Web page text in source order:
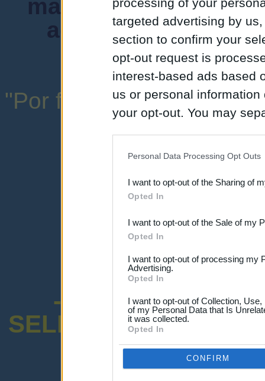
targeted advertising by
section to confirm your
opt-out request is
interest-based ads based
us or personal
your opt-out. You may
Downstream Participants
third parties.
Personal Data Processing Opt Outs
I want to opt-out of the Sharing of
Opted In
I want to opt-out of the Sale of my
Opted In
I want to opt-out of processing my
Advertising.
Opted In
I want to opt-out of Collection,
of my Personal Data that Is
it was collected.
Opted In
CONFIRM
mantenga siempre
admiten mensajes
instituciones
"Por favor, no abuse de
una expresión
-ENCUESTA
SELECTIVO